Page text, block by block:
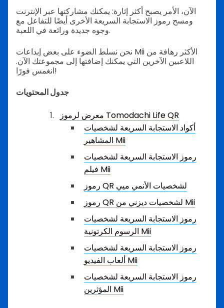
الآن، الأمر يصبح أكثر إثارة: يمكنك مشاركتها عبر الإنترنت
ومسح رموز الاستجابة السريعة الأخرى أيضًا للتفاعل مع
وجوه جديدة ورائعة في اللعبة.
نحن نسلط الضوء على بعض إبداعات Mii الأكثر رهافة من
اللاعبين الآخرين التي يمكنك إضافتها إلى مجموعتك الآن.
انغمس فورًا!
جدول المحتويات
معرض لرموز Tomodachi Life QR
أكواد الاستجابة السريعة لشخصيات
المشاهير Mii
رموز الاستجابة السريعة لشخصيات
فيلم Mii
رموز QR لشخصيات الأنمي ميي
رموز QR لشخصيات ديزني من Mii
رموز الاستجابة السريعة لشخصيات
الرسوم الكرتونية Mii
رموز الاستجابة السريعة لشخصيات
ألعاب الفيديو Mii
رموز الاستجابة السريعة لشخصيات
المؤثرين Mii